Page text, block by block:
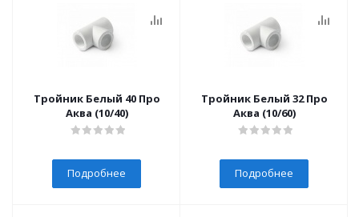
Тройник Белый 40 Про
Аква (10/40)
Подробнее
Тройник Белый 32 Про
Аква (10/60)
Подробнее